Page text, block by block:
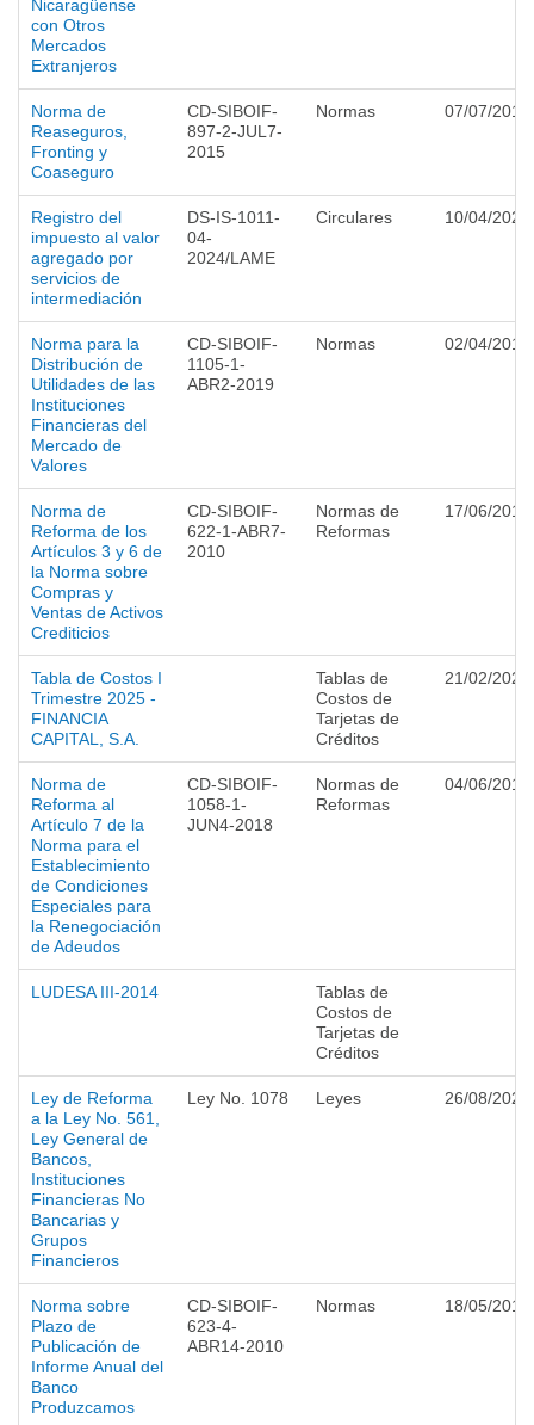
Nicaragüense
con Otros
Mercados
Extranjeros
Norma de
Reaseguros,
Fronting y
Coaseguro
CD-SIBOIF-
897-2-JUL7-
2015
Normas 07/07/2015
Registro del
impuesto al valor
agregado por
servicios de
intermediación
DS-IS-1011-
04-
2024/LAME
Circulares 10/04/2024
Norma para la
Distribución de
Utilidades de las
Instituciones
Financieras del
Mercado de
Valores
CD-SIBOIF-
1105-1-
ABR2-2019
Normas 02/04/2019
Norma de
Reforma de los
Artículos 3 y 6 de
la Norma sobre
Compras y
Ventas de Activos
Crediticios
CD-SIBOIF-
622-1-ABR7-
2010
Normas de
Reformas
17/06/2010
Tabla de Costos I
Trimestre 2025 -
FINANCIA
CAPITAL, S.A.
Tablas de
Costos de
Tarjetas de
Créditos
21/02/2025
Norma de
Reforma al
Artículo 7 de la
Norma para el
Establecimiento
de Condiciones
Especiales para
la Renegociación
de Adeudos
CD-SIBOIF-
1058-1-
JUN4-2018
Normas de
Reformas
04/06/2018
LUDESA III-2014
Tablas de
Costos de
Tarjetas de
Créditos
Ley de Reforma
a la Ley No. 561,
Ley General de
Bancos,
Instituciones
Financieras No
Bancarias y
Grupos
Financieros
Ley No. 1078 Leyes 26/08/2021
Norma sobre
Plazo de
Publicación de
Informe Anual del
Banco
Produzcamos
CD-SIBOIF-
623-4-
ABR14-2010
Normas 18/05/2010